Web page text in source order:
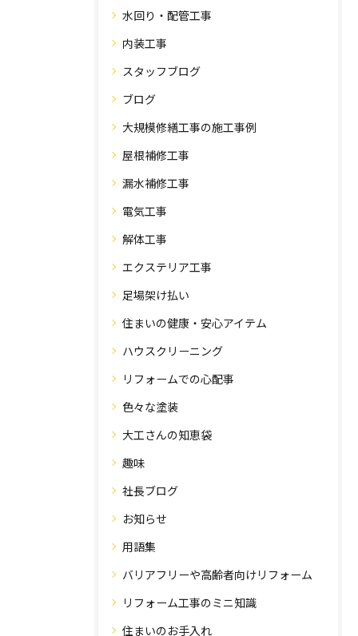
水回り・配管工事
内装工事
スタッフブログ
ブログ
大規模修繕工事の施工事例
屋根補修工事
漏水補修工事
電気工事
解体工事
エクステリア工事
足場架け払い
住まいの健康・安心アイテム
ハウスクリーニング
リフォームでの心配事
色々な塗装
大工さんの知恵袋
趣味
社長ブログ
お知らせ
用語集
バリアフリーや高齢者向けリフォーム
リフォーム工事のミニ知識
住まいのお手入れ